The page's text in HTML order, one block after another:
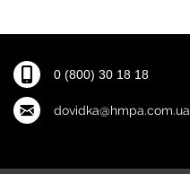
0 (800) 30 18 18
dovidka@hmpa.com.ua